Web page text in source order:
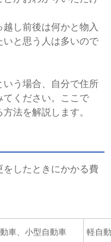
し前後は何かと物入
いと思う人は多いので
う場合、自分で住所
ください。ここで
法を解説します。
したときにかかる費
車、小型自動車 軽自